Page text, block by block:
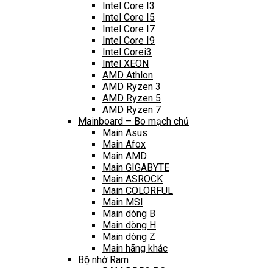
Intel Core I3
Intel Core I5
Intel Core I7
Intel Core I9
Intel Corei3
Intel XEON
AMD Athlon
AMD Ryzen 3
AMD Ryzen 5
AMD Ryzen 7
Mainboard – Bo mạch chủ
Main Asus
Main Afox
Main AMD
Main GIGABYTE
Main ASROCK
Main COLORFUL
Main MSI
Main dòng B
Main dòng H
Main dòng Z
Main hãng khác
Bộ nhớ Ram